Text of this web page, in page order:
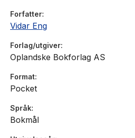
Forfatter
Vidar Eng
Forlag/utgiver
Oplandske Bokforlag AS
Format
Pocket
Språk
Bokmål